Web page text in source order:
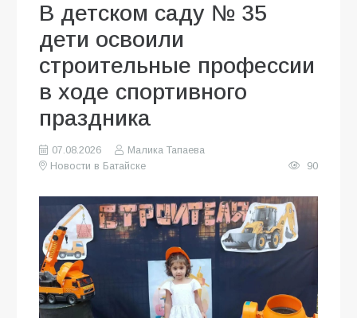
В детском саду № 35
дети освоили
строительные профессии
в ходе спортивного
праздника
07.08.2026
Малика Тапаева
Новости в Батайске
90